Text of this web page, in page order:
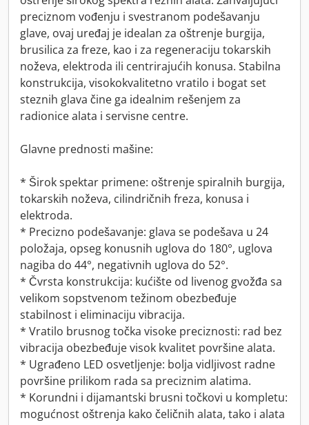
preciznom vođenju i svestranom podešavanju
glave, ovaj uređaj je idealan za oštrenje burgija,
brusilica za freze, kao i za regeneraciju tokarskih
noževa, elektroda ili centrirajućih konusa. Stabilna
konstrukcija, visokokvalitetno vratilo i bogat set
steznih glava čine ga idealnim rešenjem za
radionice alata i servisne centre.
Glavne prednosti mašine:
* Širok spektar primene: oštrenje spiralnih burgija,
tokarskih noževa, cilindričnih freza, konusa i
elektroda.
* Precizno podešavanje: glava se podešava u 24
položaja, opseg konusnih uglova do 180°, uglova
nagiba do 44°, negativnih uglova do 52°.
* Čvrsta konstrukcija: kućište od livenog gvožđa sa
velikom sopstvenom težinom obezbeđuje
stabilnost i eliminaciju vibracija.
* Vratilo brusnog točka visoke preciznosti: rad bez
vibracija obezbeđuje visok kvalitet površine alata.
* Ugrađeno LED osvetljenje: bolja vidljivost radne
površine prilikom rada sa preciznim alatima.
* Korundni i dijamantski brusni točkovi u kompletu:
mogućnost oštrenja kako čeličnih alata, tako i alata